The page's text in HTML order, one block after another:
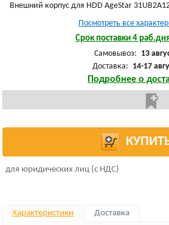
Внешний корпус для HDD AgeStar
Посмотреть все
Срок поставки 4
Самовывоз: 13
Доставка: 14-17
Подробнее о
для юридических лиц (с НДС)
Характеристики Доставка